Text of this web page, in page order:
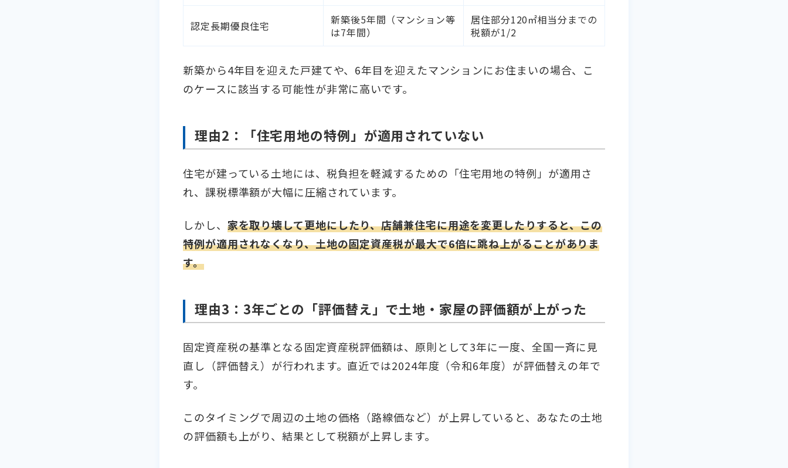
認定長期優良住宅
新築後5年間（マンション等
は7年間）
居住部分120㎡相当分までの
税額が1/2
新築から4年目を迎えた戸建てや、6年目を迎えたマンションにお住まいの場合、こ
のケースに該当する可能性が非常に高いです。
理由2：「住宅用地の特例」が適用されていない
住宅が建っている土地には、税負担を軽減するための「住宅用地の特例」が適用さ
れ、課税標準額が大幅に圧縮されています。
しかし、 家を取り壊して更地にしたり、店舗兼住宅に用途を変更したりすると、この
特例が適用されなくなり、土地の固定資産税が最大で6倍に跳ね上がることがありま
す。
理由3：3年ごとの「評価替え」で土地・家屋の評価額が上がった
固定資産税の基準となる固定資産税評価額は、原則として3年に一度、全国一斉に見
直し（評価替え）が行われます。直近では2024年度（令和6年度）が評価替えの年で
す。
このタイミングで周辺の土地の価格（路線価など）が上昇していると、あなたの土地
の評価額も上がり、結果として税額が上昇します。